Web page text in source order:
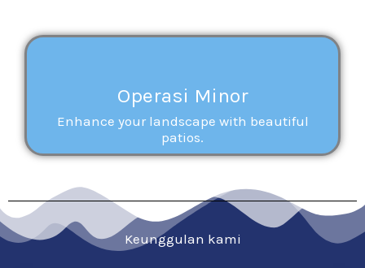
Operasi Minor
Enhance your landscape with beautiful
patios.
Keunggulan kami